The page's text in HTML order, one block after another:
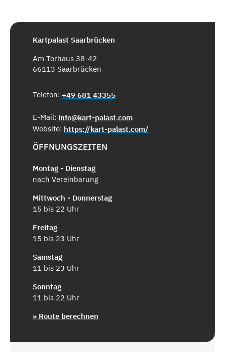
Kartpalast Saarbrücken
Am Torhaus 38-42
66113 Saarbrücken
Telefon: +49 681 43355
E-Mail: info@kart-palast.com
Website: https://kart-palast.com/
ÖFFNUNGSZEITEN
Montag - Dienstag
nach Vereinbarung
Mittwoch - Donnerstag
15 bis 22 Uhr
Freitag
15 bis 23 Uhr
Samstag
11 bis 23 Uhr
Sonntag
11 bis 22 Uhr
» Route berechnen